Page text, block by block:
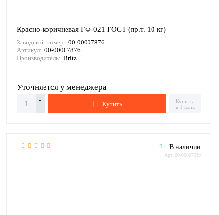
Красно-коричневая ГФ-021 ГОСТ (пр.т. 10 кг)
Заводской номер: 00-00007876
Артикул: 00-00007876
Производитель: Britz
Уточняется у менеджера
Купить
Купить
в 1 клик
В наличии
Арт: 00-00007939